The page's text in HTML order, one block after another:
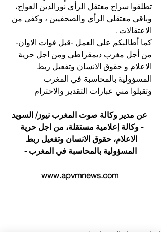
تطلقوا سراح معتقل الرأي نورالدين العواج،
وباقي معتقلي الرأي والصحفيين ، وكفى من
الاعتقالات .
كما أطالبكم على العمل -قبل فوات الاوان-
من أجل مغرب ديمقراطي ومن اجل حرية
الاعلام و حقوق الانسان وتفعيل ربط
المسؤولية بالمحاسبة في المغرب
وتقبلوا مني عبارات التقدير والاحترام
- وكالة إعلامية مستقلة، من اجل حرية
الاعلام، حقوق الانسان وتفعيل ربط
المسؤولية بالمحاسبة في المغرب -
www.apvmnews.com